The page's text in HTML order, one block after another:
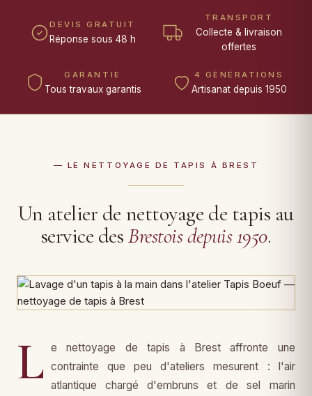
DEVIS GRATUIT
Réponse sous 48 h
TRANSPORT
Collecte & livraison
offertes
GARANTIE
Tous travaux garantis
4 GÉNÉRATIONS
Artisanat depuis 1950
— LE NETTOYAGE DE TAPIS À BREST
Un atelier de nettoyage de tapis au
service desBrestois depuis 1950.
L e nettoyage de tapis à Brest affronte une
contrainte que peu d'ateliers mesurent : l'air
atlantique chargé d'embruns et de sel marin